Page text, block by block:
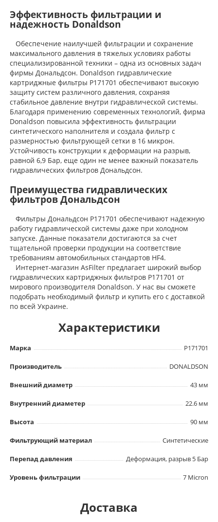
Эффективность фильтрации и
надежность Donaldson
Обеспечение наилучшей фильтрации и сохранение
максимального давления в тяжелых условиях работы
специализированной техники – одна из основных задач
фирмы Дональдсон. Donaldson гидравлические
картриджные фильтры P171701 обеспечивают высокую
защиту систем различного давления, сохраняя
стабильное давление внутри гидравлической системы.
Благодаря применению современных технологий, фирма
Donaldson повысила эффективность фильтрации
синтетического наполнителя и создала фильтр с
размерностью фильтрующей сетки в 16 микрон.
Устойчивость конструкции к деформации на разрыв,
равной 6,9 Бар, еще один не менее важный показатель
гидравлических фильтров Дональдсон.
Преимущества гидравлических
фильтров Дональдсон
Фильтры Дональдсон P171701 обеспечивают надежную
работу гидравлической системы даже при холодном
запуске. Данные показатели достигаются за счет
тщательной проверки продукции на соответствие
требованиям автомобильных стандартов HF4.
Интернет-магазин AsFilter предлагает широкий выбор
гидравлических картриджных фильтров P171701 от
мирового производителя Donaldson. У нас вы сможете
подобрать необходимый фильтр и купить его с доставкой
по всей Украине.
Характеристики
Марка P171701
Производитель DONALDSON
Внешний диаметр 43 мм
Внутренний диаметер 22.6 мм
Высота 90 мм
Фильтрующий материал Синтетические
Перепад давления Деформация, разрыв 5 Бар
Уровень фильтрации 7 Micron
Доставка